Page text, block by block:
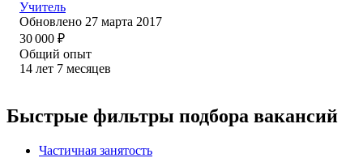
Учитель
Обновлено 27 марта 2017
30 000 ₽
Общий опыт
14 лет 7 месяцев
Быстрые фильтры подбора вакансий
Частичная занятость